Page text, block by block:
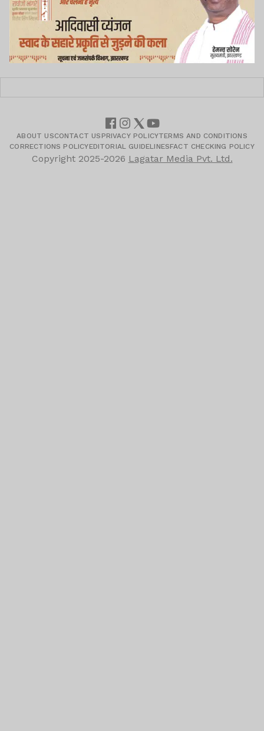
ABOUT USCONTACT US PRIVACY POLICYTERMS AND CONDITIONS
CORRECTIONS POLICYEDITORIAL GUIDELINESFACT CHECKING POLICY
Copyright 2025-2026 Lagatar Media Pvt. Ltd.